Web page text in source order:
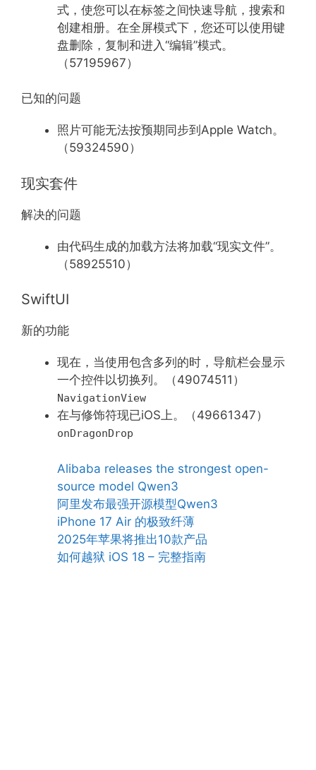
式，使您可以在标签之间快速导航，搜索和
创建相册。在全屏模式下，您还可以使用键
盘删除，复制和进入“编辑”模式。
（57195967）
已知的问题
照片可能无法按预期同步到Apple Watch。
（59324590）
现实套件
解决的问题
由代码生成的加载方法将加载“现实文件”。
（58925510）
SwiftUI
新的功能
现在，当使用包含多列的时，导航栏会显示
一个控件以切换列。（49074511）
NavigationView
在与修饰符现已iOS上。（49661347）
onDragonDrop
Alibaba releases the strongest open-
source model Qwen3
阿里发布最强开源模型Qwen3
iPhone 17 Air 的极致纤薄
2025年苹果将推出10款产品
如何越狱 iOS 18 – 完整指南